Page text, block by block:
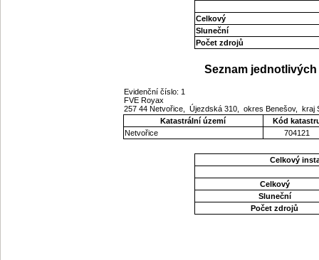
Celkový
Sluneční
Počet zdrojů
Seznam
Evidenční číslo: 1
FVE Royax
257 44 Netvořice, Újezdská 310, okres Benešov, kraj
Katastrální území
Kód
Netvořice
704121
Celkový
Celkový
Sluneční
Počet zdrojů